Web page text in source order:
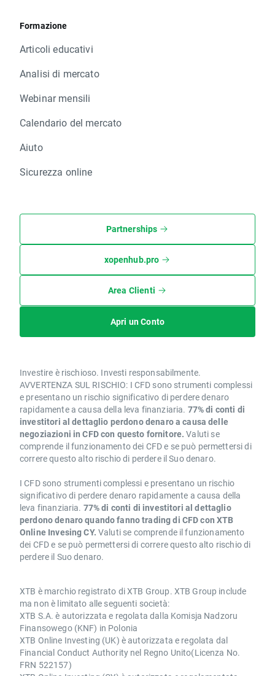
Formazione
Articoli educativi
Analisi di mercato
Webinar mensili
Calendario del mercato
Aiuto
Sicurezza online
Partnerships
xopenhub.pro
Area Clienti
Apri un Conto
Investire è rischioso. Investi responsabilmente.
AVVERTENZA SUL RISCHIO: I CFD sono strumenti complessi
e presentano un rischio significativo di perdere denaro
rapidamente a causa della leva finanziaria. 77% di conti di
investitori al dettaglio perdono denaro a causa delle
negoziazioni in CFD con questo fornitore. Valuti se
comprende il funzionamento dei CFD e se può permettersi di
correre questo alto rischio di perdere il Suo denaro.
I CFD sono strumenti complessi e presentano un rischio
significativo di perdere denaro rapidamente a causa della
leva finanziaria. 77% di conti di investitori al dettaglio
perdono denaro quando fanno trading di CFD con XTB
Online Invesing CY. Valuti se comprende il funzionamento
dei CFD e se può permettersi di correre questo alto rischio di
perdere il Suo denaro.
XTB è marchio registrato di XTB Group. XTB Group include
ma non è limitato alle seguenti società:
XTB S.A. è autorizzata e regolata dalla Komisja Nadzoru
Finansowego (KNF) in Polonia
XTB Online Investing (UK) è autorizzata e regolata dal
Financial Conduct Authority nel Regno Unito(Licenza No.
FRN 522157)